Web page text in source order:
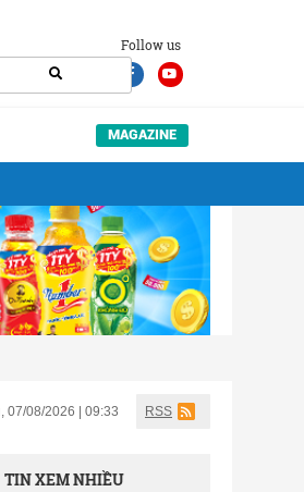
Follow us
MAGAZINE
07/08/2026 | 09:33 RSS
TIN XEM NHIỀU